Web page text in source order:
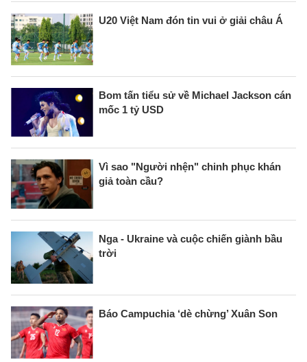
U20 Việt Nam đón tin vui ở giải châu Á
Bom tấn tiểu sử về Michael Jackson cán
mốc 1 tỷ USD
Vì sao "Người nhện" chinh phục khán
giả toàn cầu?
Nga - Ukraine và cuộc chiến giành bầu
trời
Báo Campuchia ‘dè chừng’ Xuân Son